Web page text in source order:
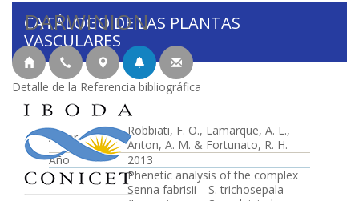
DARWINION
CATÁLOGO DE LAS PLANTAS
VASCULARES
Detalle de la Referencia bibliográfica
Autor
Robbiati, F. O., Lamarque, A. L.,
Anton, A. M. & Fortunato, R. H.
Año
2013
Phenetic analysis of the complex
Senna fabrisii—S. trichosepala